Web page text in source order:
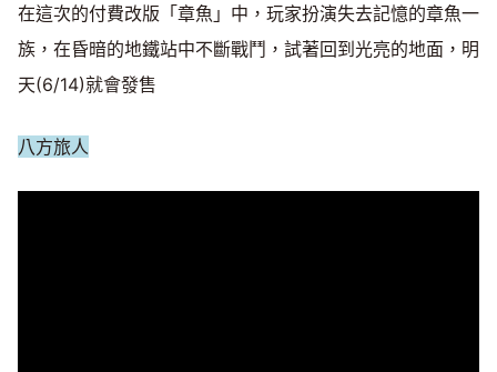
在這次的付費改版「章魚」中，玩家扮演失去記憶的章魚一
族，在昏暗的地鐵站中不斷戰鬥，試著回到光亮的地面，明
天(6/14)就會發售
八方旅人